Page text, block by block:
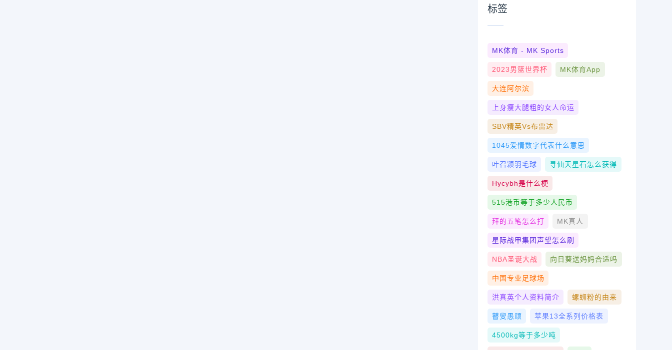
标签
MK体育 - MK Sports
2023男篮世界杯 MK体育App
大连阿尔滨
上身瘦大腿粗的女人命运
SBV精英vs布雷达
1045爱情数字代表什么意思
叶召颖羽毛球 寻仙天星石怎么获得
Hycybh是什么梗
515港币等于多少人民币
拜的五笔怎么打 MK真人
星际战甲集团声望怎么刷
NBA圣诞大战 向日葵送妈妈合适吗
中国专业足球场
洪真英个人资料简介 螺蛳粉的由来
瞽叟愚顽 苹果13全系列价格表
4500kg等于多少吨